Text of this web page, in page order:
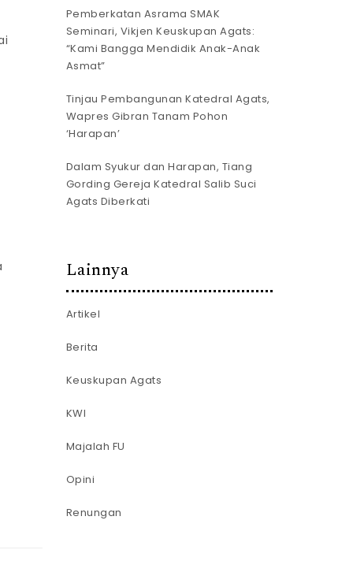
Pemberkatan Asrama SMAK
Seminari, Vikjen Keuskupan Agats:
“Kami Bangga Mendidik Anak-Anak
Asmat”
Tinjau Pembangunan Katedral Agats,
Wapres Gibran Tanam Pohon
‘Harapan’
Dalam Syukur dan Harapan, Tiang
Gording Gereja Katedral Salib Suci
Agats Diberkati
Lainnya
Artikel
Berita
Keuskupan Agats
KWI
Majalah FU
Opini
Renungan